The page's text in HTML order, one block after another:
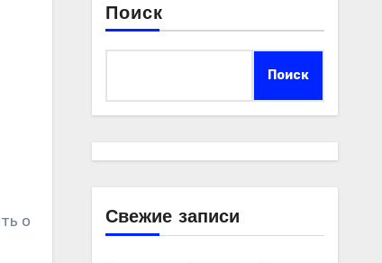
Поиск
Поиск
Свежие записи